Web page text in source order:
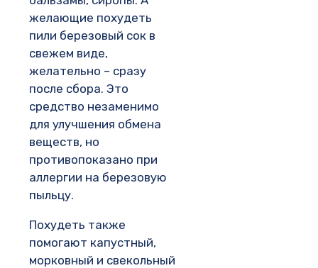
желающие похудеть
пили березовый сок в
свежем виде,
желательно – сразу
после сбора. Это
средство незаменимо
для улучшения обмена
веществ, но
противопоказано при
аллергии на березовую
пыльцу.
Похудеть также
помогают капустный,
морковный и свекольный